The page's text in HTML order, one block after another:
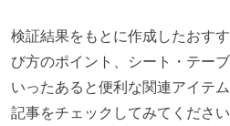
検証結果をもとに作成したおす
び方のポイント、シート・テー
いったあると便利な関連アイテ
記事をチェックしてみてください